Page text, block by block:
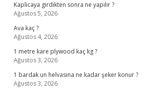
Kaplicaya girdikten sonra ne yapılır ?
Ağustos 5, 2026
Ava kaç ?
Ağustos 4, 2026
1 metre kare plywood kaç kg ?
Ağustos 3, 2026
1 bardak un helvasına ne kadar şeker konur ?
Ağustos 3, 2026